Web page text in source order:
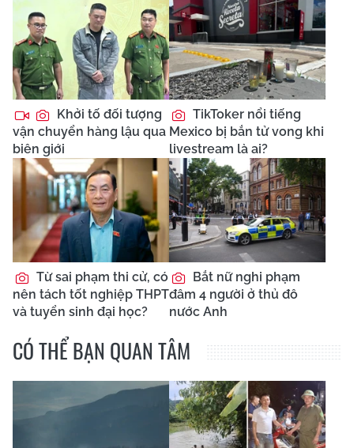
Khởi tố đối tượng
vận chuyển hàng lậu qua
biên giới
TikToker nổi tiếng
Mexico bị bắn tử vong khi
livestream là ai?
Từ sai phạm thi cử, có
nên tách tốt nghiệp THPT
và tuyển sinh đại học?
Bắt nữ nghi phạm
đâm 4 người ở thủ đô
nước Anh
CÓ THỂ BẠN QUAN TÂM